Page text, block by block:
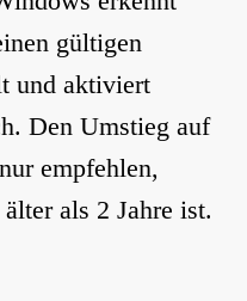
gültigen
und aktiviert
Den Umstieg auf
empfehlen,
als 2 Jahre ist.